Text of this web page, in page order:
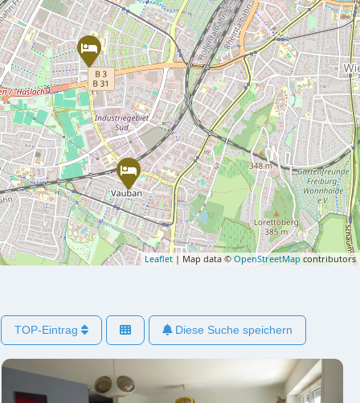
Leaflet| Map data ©OpenStreetMapcontributors
TOP-Eintrag Diese Suche speichern